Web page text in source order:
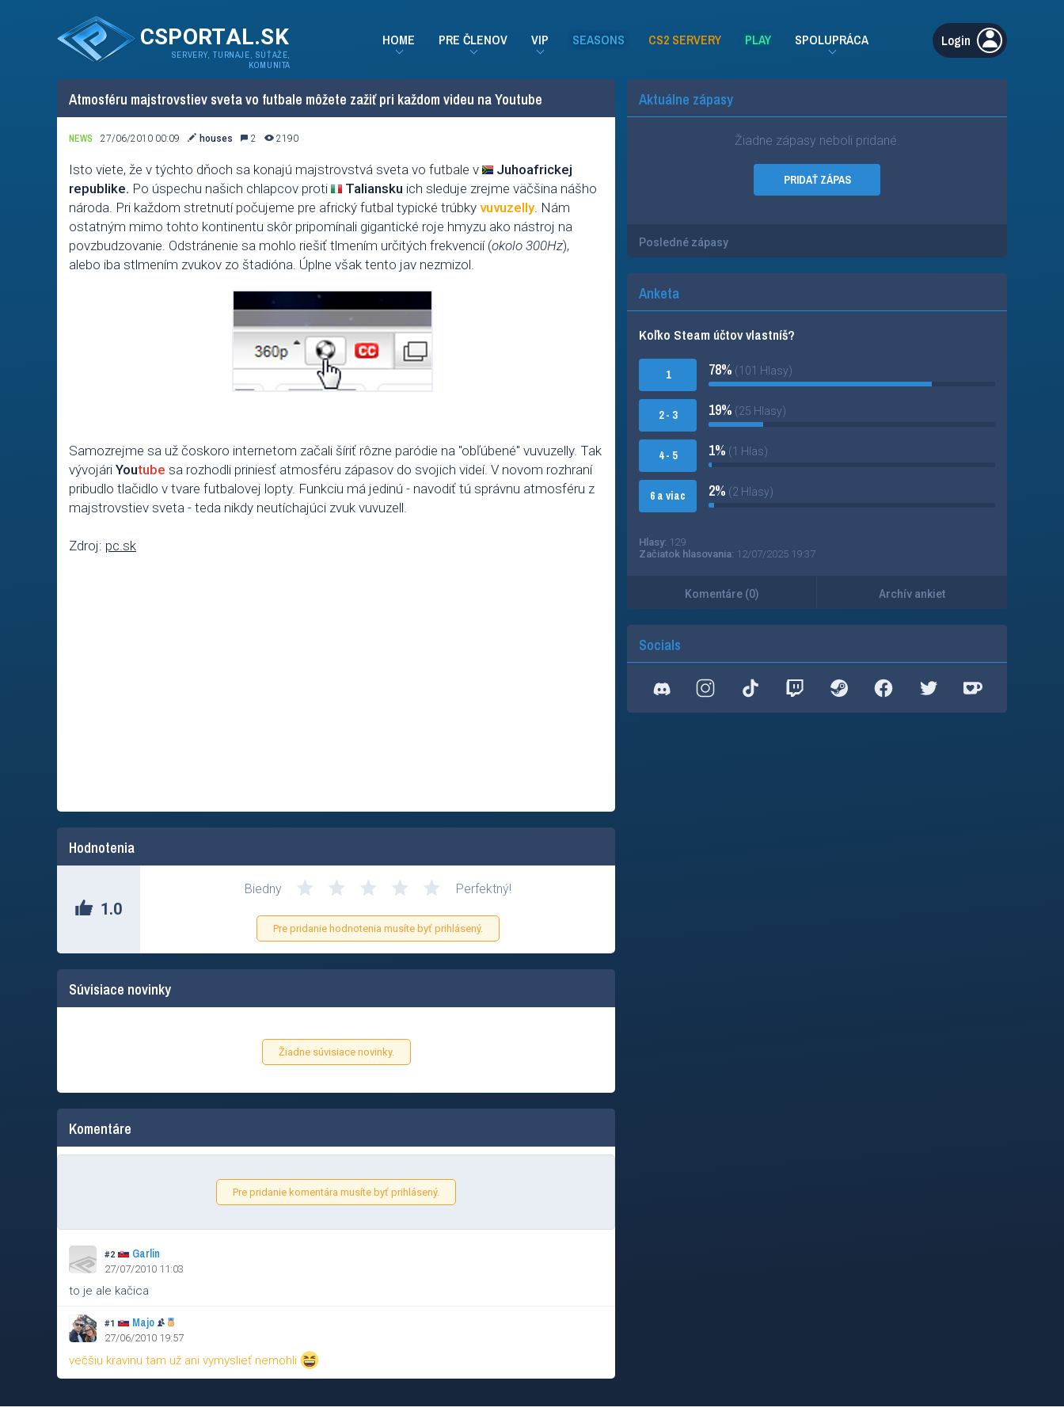
CSPORTAL.SK
SERVERY, TURNAJE, SÚŤAŽE,
KOMUNITA
HOME PRE ČLENOV VIP SEASONS CS2 SERVERY PLAY SPOLUPRÁCA Login
Atmosféru majstrovstiev sveta vo futbale môžete zažiť pri každom videu na Youtube
NEWS 27/06/2010 00:09 houses 2 2190
Isto viete, že v týchto dňoch sa konajú majstrovstvá sveta vo futbale v
Juhoafrickej
republike. Po úspechu našich chlapcov proti Taliansku ich sleduje zrejme väčšina nášho
národa. Pri každom stretnutí počujeme pre africký futbal typické trúbky vuvuzelly. Nám
ostatným mimo tohto kontinentu skôr pripomínali gigantické roje hmyzu ako nástroj na
povzbudzovanie. Odstránenie sa mohlo riešiť tlmením určitých frekvencií (okolo 300Hz),
alebo iba stlmením zvukov zo štadióna. Úplne však tento jav nezmizol.
Samozrejme sa už čoskoro internetom začali šíriť rôzne paródie na "obľúbené" vuvuzelly. Tak
vývojári Youtube sa rozhodli priniesť atmosféru zápasov do svojich videí. V novom rozhraní
pribudlo tlačidlo v tvare futbalovej lopty. Funkciu má jedinú - navodiť tú správnu atmosféru z
majstrovstiev sveta - teda nikdy neutíchajúci zvuk vuvuzell.
Zdroj: pc.sk
Hodnotenia
1.0
Biedny Perfektný!
Pre pridanie hodnotenia musíte byť prihlásený.
Súvisiace novinky
Žiadne súvisiace novinky.
Komentáre
Pre pridanie komentára musíte byť prihlásený.
#2 Garlin
27/07/2010 11:03
to je ale kačica
#1 Majo
27/06/2010 19:57
večšiu kravinu tam už ani vymyslieť nemohli
Aktuálne zápasy
Žiadne zápasy neboli pridané.
PRIDAŤ ZÁPAS
Posledné zápasy
Anketa
Koľko Steam účtov vlastníš?
1
2 - 3
4 - 5
6 a viac
78% (101 Hlasy)
19% (25 Hlasy)
1% (1 Hlas)
2% (2 Hlasy)
Hlasy: 129
Začiatok hlasovania: 12/07/2025 19:37
Komentáre (0) Archív ankiet
Socials